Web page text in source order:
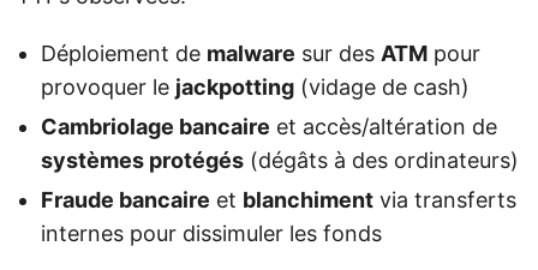
Déploiement de malware sur des ATM pour
provoquer le jackpotting (vidage de cash)
Cambriolage bancaire et accès/altération de
systèmes protégés (dégâts à des ordinateurs)
Fraude bancaire et blanchiment via transferts
internes pour dissimuler les fonds